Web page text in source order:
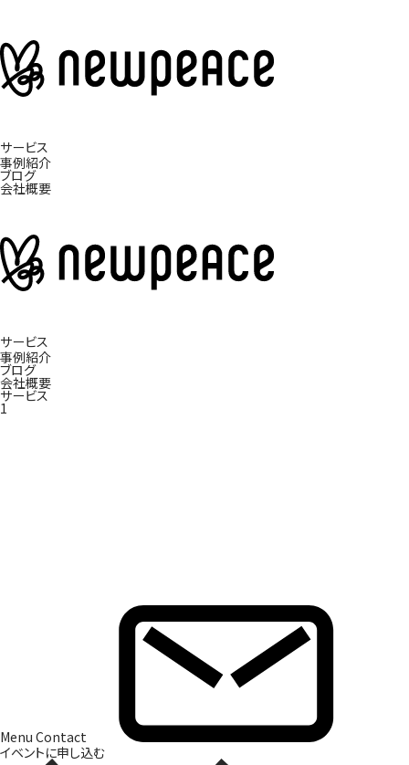
サービス
事例紹介
ブログ
会社概要
サービス
事例紹介
ブログ
会社概要
サービス
1
Menu Contact
イベントに申し込む